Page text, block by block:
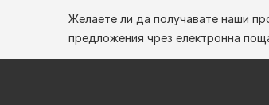
Желаете ли да получавате наши
предложения чрез електронна